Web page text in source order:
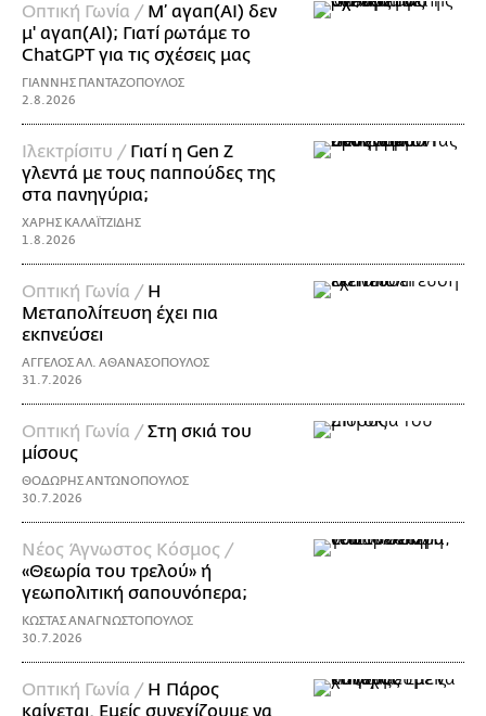
Οπτική Γωνία / Μ’ αγαπ(AI) δεν
μ' αγαπ(ΑΙ); Γιατί ρωτάμε το
ChatGPT για τις σχέσεις μας
ΓΙΑΝΝΗΣ ΠΑΝΤΑΖΟΠΟΥΛΟΣ
2.8.2026
Ιλεκτρίσιτυ / Γιατί η Gen Z
γλεντά με τους παππούδες της
στα πανηγύρια;
ΧΑΡΗΣ ΚΑΛΑΪΤΖΙΔΗΣ
1.8.2026
Οπτική Γωνία / Η
Μεταπολίτευση έχει πια
εκπνεύσει
ΑΓΓΕΛΟΣ ΑΛ. ΑΘΑΝΑΣΟΠΟΥΛΟΣ
31.7.2026
Οπτική Γωνία /Στη σκιά του
μίσους
ΘΟΔΩΡΗΣ ΑΝΤΩΝΟΠΟΥΛΟΣ
30.7.2026
Νέος Άγνωστος Κόσμος /
«Θεωρία του τρελού» ή
γεωπολιτική σαπουνόπερα;
ΚΩΣΤΑΣ ΑΝΑΓΝΩΣΤΟΠΟΥΛΟΣ
30.7.2026
Οπτική Γωνία / Η Πάρος
καίγεται. Εμείς συνεχίζουμε να